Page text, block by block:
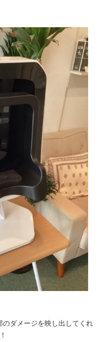
ダメージを映し出してくれ